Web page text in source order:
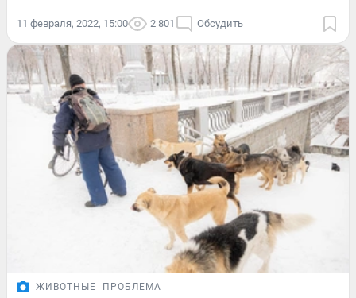
11 февраля, 2022, 15:00 2 801 Обсудить
ЖИВОТНЫЕ ПРОБЛЕМА